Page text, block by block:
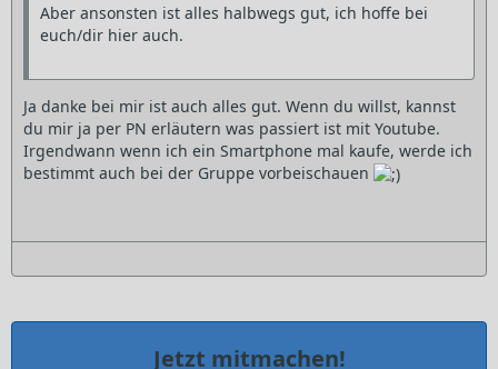
Aber ansonsten ist alles halbwegs gut, ich hoffe bei
euch/dir hier auch.
Ja danke bei mir ist auch alles gut. Wenn du willst, kannst
du mir ja per PN erläutern was passiert ist mit Youtube.
Irgendwann wenn ich ein Smartphone mal kaufe, werde ich
bestimmt auch bei der Gruppe vorbeischauen
Jetzt mitmachen!